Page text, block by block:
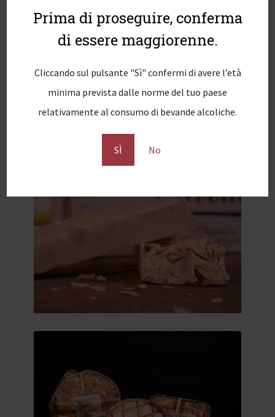
Prima di proseguire, conferma
di essere maggiorenne.
Cliccando sul pulsante "Sì" confermi di avere l’età
minima prevista dalle norme del tuo paese
relativamente al consumo di bevande alcoliche.
SÌ No